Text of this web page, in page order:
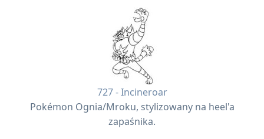
727 - Incineroar
Pokémon Ognia/Mroku, stylizowany na heel'a
zapaśnika.